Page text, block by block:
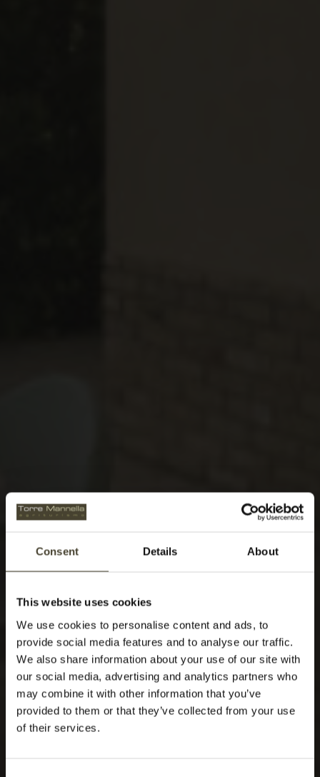
Consent Details About
This website uses cookies
We use cookies to personalise content and ads, to
provide social media features and to analyse our traffic.
We also share information about your use of our site with
our social media, advertising and analytics partners who
may combine it with other information that you’ve
provided to them or that they’ve collected from your use
of their services.